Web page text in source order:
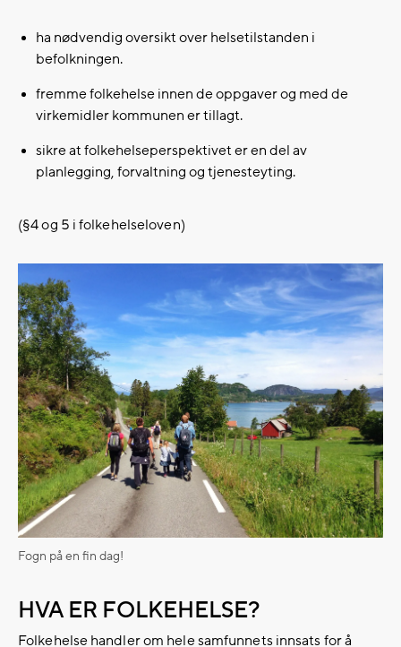
ha nødvendig oversikt over helsetilstanden i
befolkningen.​
fremme folkehelse innen de oppgaver og med de
virkemidler kommunen er tillagt.
sikre at folkehelseperspektivet er en del av
planlegging, forvaltning og tjenesteyting​.
(§4 og 5 i folkehelseloven)
Fogn på en fin dag!
HVA ER FOLKEHELSE?
Folkehelse handler om hele samfunnets innsats for å